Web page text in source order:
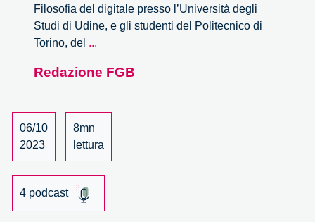
Filosofia del digitale presso l’Università degli
Studi di Udine, e gli studenti del Politecnico di
Torino, del ...
apprendimento
sviluppo
Redazione FGB
06/10
2023
8mn
lettura
4 podcast